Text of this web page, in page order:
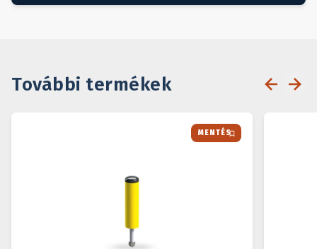
További termékek
MENTÉS